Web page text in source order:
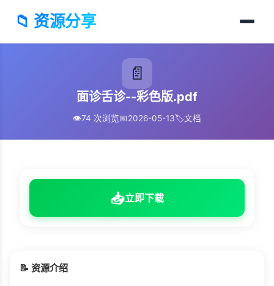
📁 资源分享
📄
面诊舌诊--彩色版.pdf
👁️74 次浏览📅2026-05-13🏷️文档
📥立即下载
📝 资源介绍